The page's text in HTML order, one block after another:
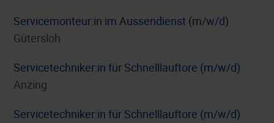
Servicemonteur:in im Aussendienst (m/w/d)
Gütersloh
Servicetechniker:in für Schnelllauftore (m/w/d)
Anzing
Servicetechniker:in für Schnelllauftore (m/w/d)